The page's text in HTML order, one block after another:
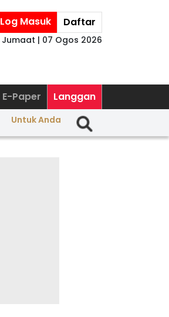
Log Masuk Daftar
Jumaat | 07 Ogos 2026
E-Paper Langgan
Untuk Anda